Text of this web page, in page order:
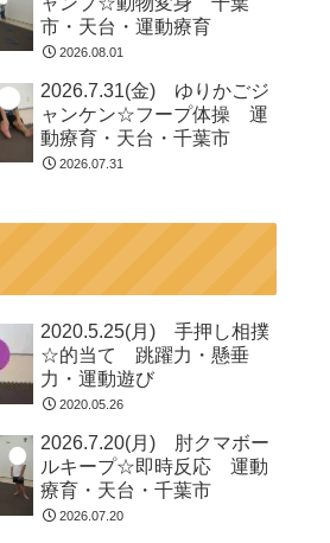
市・天台・運動療育
2026.08.01
2026.7.31(金) ゆりかごジ
ャンケン☆フープ体操 運
動療育・天台・千葉市
2026.07.31
2020.5.25(月) 手押し相撲
☆的当て 跳躍力・懸垂
力・運動遊び
2020.05.26
2026.7.20(月) 肘クマボー
ルキープ☆即時反応 運動
療育・天台・千葉市
2026.07.20